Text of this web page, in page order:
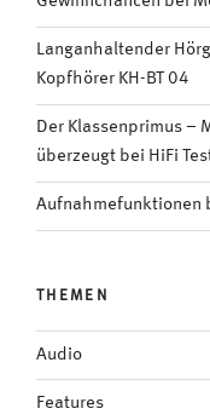
Langanhaltender
Kopfhörer KH-BT 04
Der Klassenprimus –
überzeugt bei HiFi
Aufnahmefunktionen
THEMEN
Audio
Features